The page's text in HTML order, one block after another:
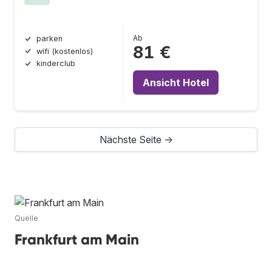
parken
wifi (kostenlos)
kinderclub
Ab
81 €
Ansicht Hotel
Nächste Seite →
Quelle
Frankfurt am Main